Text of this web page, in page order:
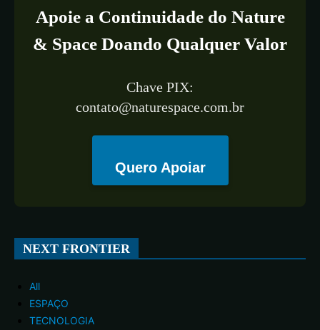
Apoie a Continuidade do Nature
& Space Doando Qualquer Valor
Chave PIX:
contato@naturespace.com.br
Quero Apoiar
NEXT FRONTIER
All
ESPAÇO
TECNOLOGIA